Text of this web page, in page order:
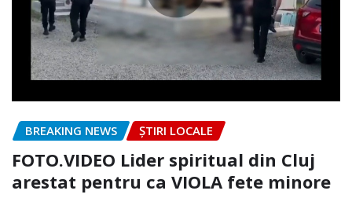
BREAKING NEWS ȘTIRI LOCALE
FOTO.VIDEO Lider spiritual din Cluj
arestat pentru ca VIOLA fete minore